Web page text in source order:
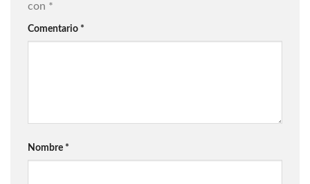
con *
Comentario *
Nombre *